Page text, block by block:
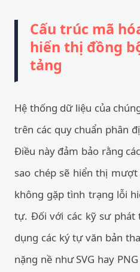
Cấu trúc mã
hiển thị đồng
tảng
Hệ thống dữ liệu của
trên các quy chuẩn phân
Điều này đảm bảo rằng
sao chép sẽ hiển thị
không gặp tình trạng lỗi
tự. Đối với các kỹ sư phát
dụng các ký tự văn bản
nặng nề như SVG hay